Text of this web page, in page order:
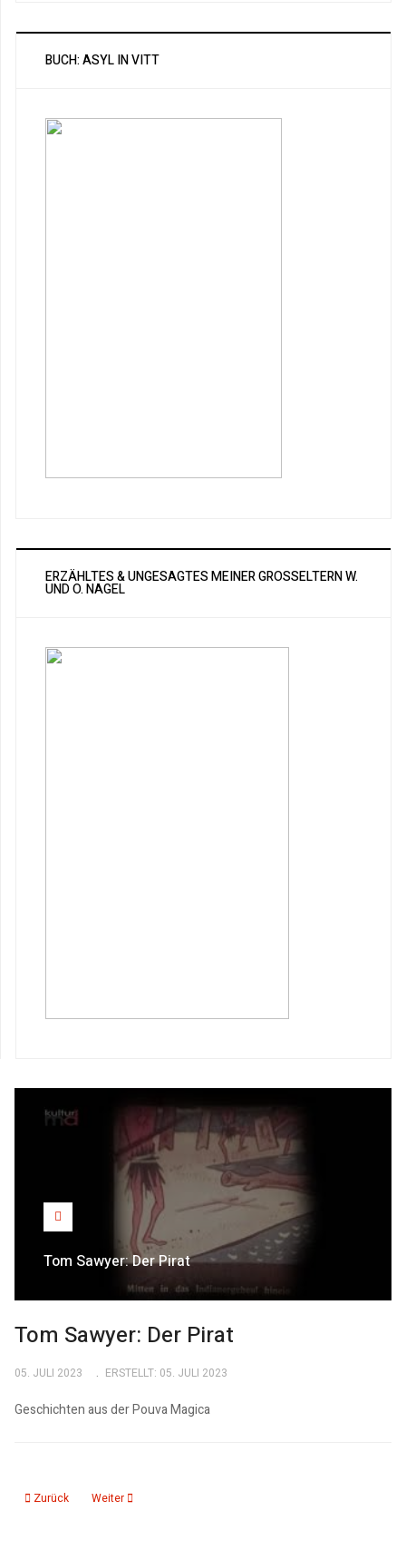
BUCH: ASYL IN VITT
ERZÄHLTES & UNGESAGTES MEINER GROSSELTERN W. U
ND O. NAGEL
Tom Sawyer: Der Pirat
Tom Sawyer: Der Pirat
05. JULI 2023 ERSTELLT: 05. JULI 2023
Geschichten aus der Pouva Magica
Vorheriger Beitrag: Spuk in der Nacht
Zurück Nächster Beitrag: Robin Hood - der überlistete Lord
Weiter